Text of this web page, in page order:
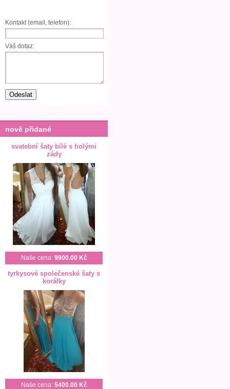
Kontakt (email, telefon):
Váš dotaz:
nově přidané
svatební šaty bílé s holými
zády
Naše cena: 9900.00 Kč
tyrkysové společenské šaty s
korálky
Naše cena: 5400.00 Kč